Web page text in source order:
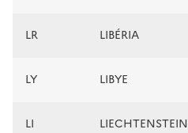
LR LIBÉRIA
LY LIBYE
LI LIECHTENSTEIN